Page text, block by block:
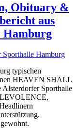
Obituary &
aus
Hamburg
typischen
HEAVEN SHALL
Sporthalle